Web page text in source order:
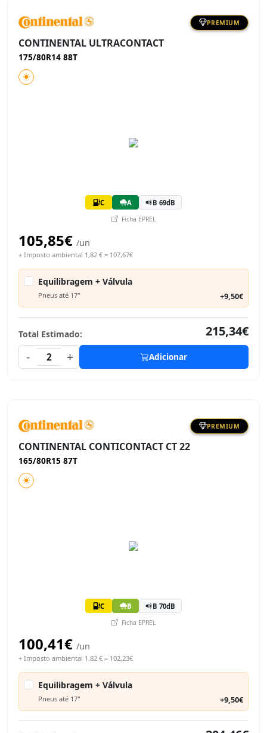
PREMIUM
CONTINENTAL ULTRACONTACT
175/80R14 88T
C A B 69dB
Ficha EPREL
105,85€ /un
+ Imposto ambiental 1,82 € = 107,67€
Equilibragem + Válvula
Pneus até 17" +9,50€
Total Estimado:
215,34€
-
2 + Adicionar
PREMIUM
CONTINENTAL CONTICONTACT CT 22
165/80R15 87T
C B B 70dB
Ficha EPREL
100,41€ /un
+ Imposto ambiental 1,82 € = 102,23€
Equilibragem + Válvula
Pneus até 17" +9,50€